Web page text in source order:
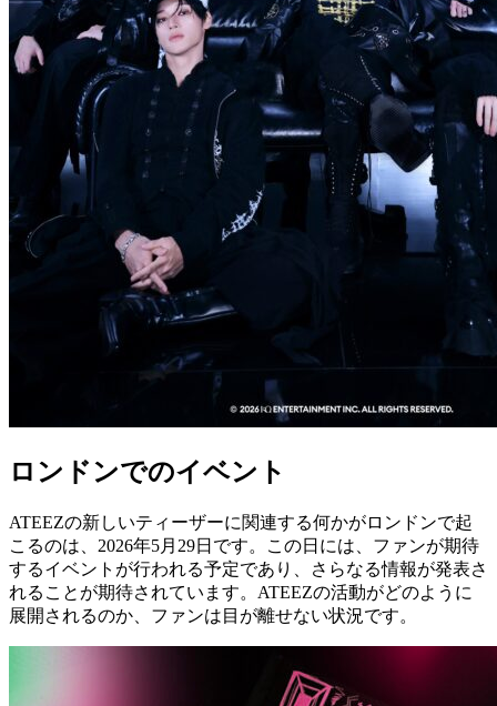
ロンドンでのイベント
ATEEZの新しいティーザーに関連する何かがロンドンで起
こるのは、2026年5月29日です。この日には、ファンが期待
するイベントが行われる予定であり、さらなる情報が発表さ
れることが期待されています。ATEEZの活動がどのように
展開されるのか、ファンは目が離せない状況です。